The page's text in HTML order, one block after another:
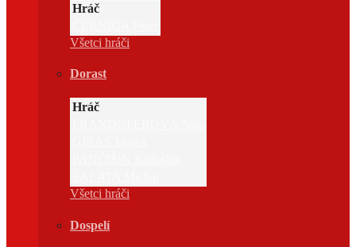
Hráč
Všetci hráči
Dorast
Hráč
Všetci hráči
Dospelí